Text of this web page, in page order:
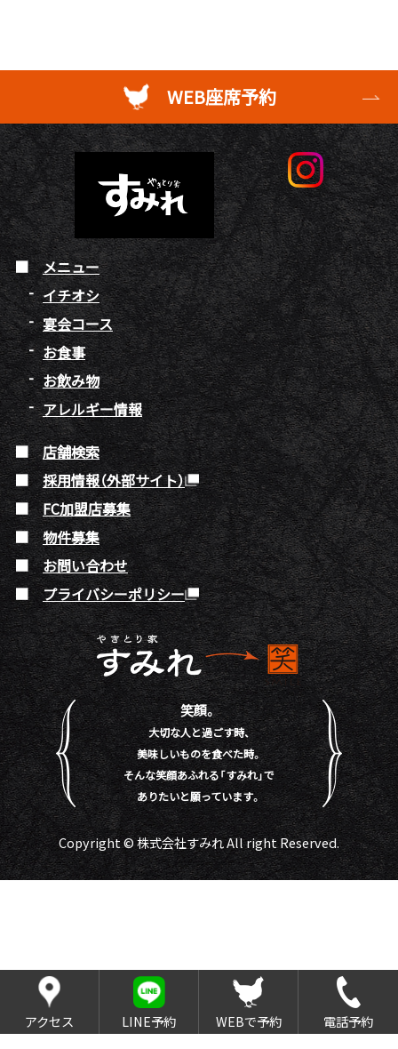
WEB座席予約
メニュー
イチオシ
宴会コース
お食事
お飲み物
アレルギー情報
店舗検索
採用情報（外部サイト）
FC加盟店募集
物件募集
お問い合わせ
プライバシーポリシー
笑顔。
大切な人と過ごす時、
美味しいものを食べた時。
そんな笑顔あふれる「すみれ」で
ありたいと願っています。
Copyright © 株式会社すみれ All right Reserved.
アクセス LINE予約 WEBで予約 電話予約